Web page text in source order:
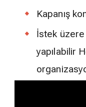
Kapanış
İstek
yapılabilir